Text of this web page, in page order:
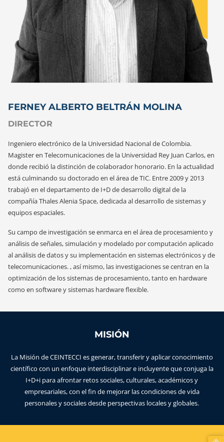
FERNEY ALBERTO BELTRÁN MOLINA
DIRECTOR
Ingeniero electrónico de la Universidad Nacional de Colombia.
Magister en Telecomunicaciones de la Universidad Rey Juan Carlos, en
donde recibió la distinción de colaborador honorario. En la actualidad
está culminando su doctorado en el área de TIC. Entre 2009 y 2013
trabajó en el departamento de I+D de desarrollo digital de la
compañía Thales Alenia Space, dedicada al desarrollo de sistemas y
equipos espaciales.
Su campo de investigación se enmarca en el área de procesamiento y
análisis de señales, simulación y modelado por computación aplicado
al análisis de datos y su implementación en sistemas electrónicos y de
telecomunicaciones. , así mismo, las investigaciones se centran en la
optimización de los sistemas de procesamiento, tanto en hardware
como en software y sistemas hardware flexible.
MISIÓN
La Misión de CEINTECCI es generar, transferir y aplicar conocimiento
científico con un enfoque interdisciplinar e incluyente que conjuga la
I+D+i para afrontar retos sociales, culturales, académicos y
empresariales, con el fin de mejorar las condiciones de vida
personales y sociales desde perspectivas locales y globales.